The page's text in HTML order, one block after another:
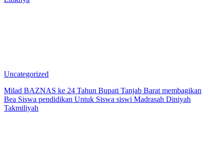
Uncategorized
Milad BAZNAS ke 24 Tahun Bupati Tanjab Barat membagikan
Bea Siswa pendidikan Untuk Siswa siswi Madrasah Diniyah
Takmiliyah